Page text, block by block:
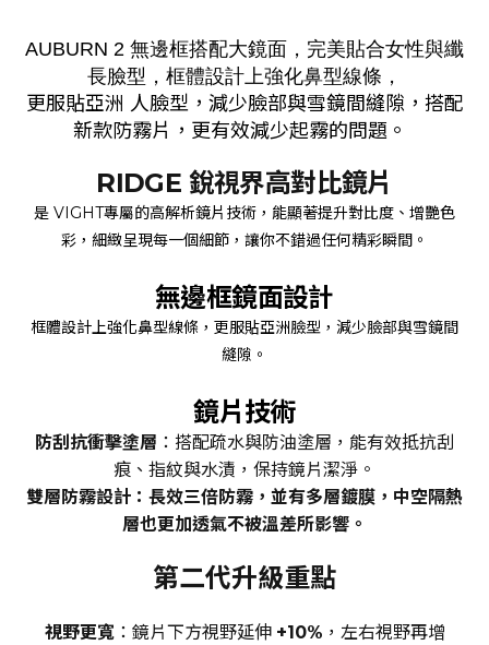
AUBURN 2 無邊框搭配大鏡面，完美貼合女性與纖
長臉型，框體設計上強化鼻型線條，
更服貼亞洲 人臉型，減少臉部與雪鏡間縫隙，搭配
新款防霧片，更有效減少起霧的問題。
RIDGE 銳視界高對比鏡片
是 VIGHT專屬的高解析鏡片技術，能顯著提升對比度、增艷色
彩，細緻呈現每一個細節，讓你不錯過任何精彩瞬間。
無邊框鏡面設計
框體設計上強化鼻型線條，更服貼亞洲臉型，減少臉部與雪鏡間
縫隙。
鏡片技術
防刮抗衝擊塗層 ：搭配疏水與防油塗層，能有效抵抗刮
痕、指紋與水漬，保持鏡片潔淨。
雙層防霧設計 ：長效三倍防霧，並有多層鍍膜，中空隔熱
層也更加透氣不被溫差所影響。
第二代升級重點
視野更寬：鏡片下方視野延伸 +10% ，左右視野再增